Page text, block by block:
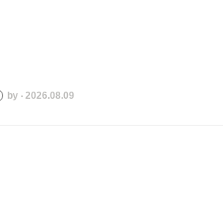
by ‧ 2026.08.09